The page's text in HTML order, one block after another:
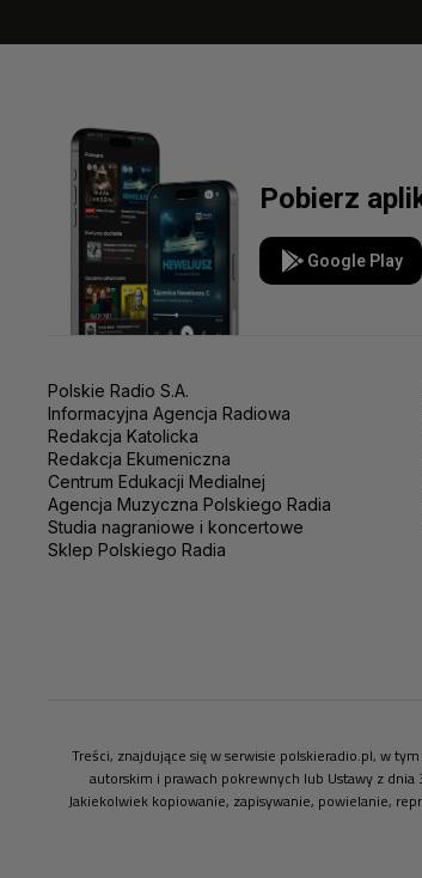
Pobierz
Google Play
Polskie Radio S.A.
Informacyjna Agencja Radiowa
Redakcja Katolicka
Redakcja Ekumeniczna
Centrum Edukacji Medialnej
Agencja Muzyczna Polskiego Radia
Studia nagraniowe i koncertowe
Sklep Polskiego Radia
Treści, znajdujące się w serwisie polskieradio.pl, w
autorskim i prawach pokrewnych lub Ustawy z
Jakiekolwiek kopiowanie, zapisywanie, powielanie,